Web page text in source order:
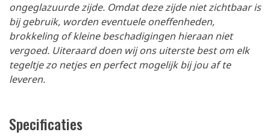
ongeglazuurde zijde. Omdat deze zijde niet zichtbaar is
bij gebruik, worden eventuele oneffenheden,
brokkeling of kleine beschadigingen hieraan niet
vergoed. Uiteraard doen wij ons uiterste best om elk
tegeltje zo netjes en perfect mogelijk bij jou af te
leveren.
Specificaties